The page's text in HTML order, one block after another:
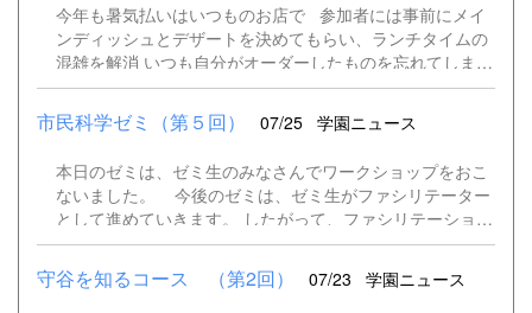
筑波大学の大藏先生が考案した、マットスをみんなで体
験しました。 体だけでなく頭も使い、同じチームの仲間と
コミュケーションを取りながら、和気あいあいと、また真
剣にマットスに挑戦していました。 重さが違うボー
ル。みなさん、上手に投げています！ 優勝チームには大
楽しみ、大いに“もりや”がった講座になりました！
今年も暑気払いはいつものお店で 参加者には事前にメイ
ンディッシュとデザートを決めてもらい、ランチタイムの
混雑を解消 いつも自分がオーダーしたものを忘れてしまう
ので（笑）受付にて注文した品のメモをお渡し。 野菜い
っぱいのオルトラーナ 今回もクジ引きで決まっ
た席に座り、いろいろな話題に花が咲きました
市民科学ゼミ（第５回） 07/25 学園ニュース
本日のゼミは、ゼミ生のみなさんでワークショップをおこ
ないました。 今後のゼミは、ゼミ生がファシリテーター
として進めていきます。 したがって、ファシリテーション
のコツについて学びました。 ・ゆっくりはっきり話す。相
手に自分の声を届ける。 ・全体に目配りをしながら、穏や
かな表情で。 ・アイスブレーキングも必要に応じておこな
守谷を知るコース （第2回） 07/23 学園ニュース